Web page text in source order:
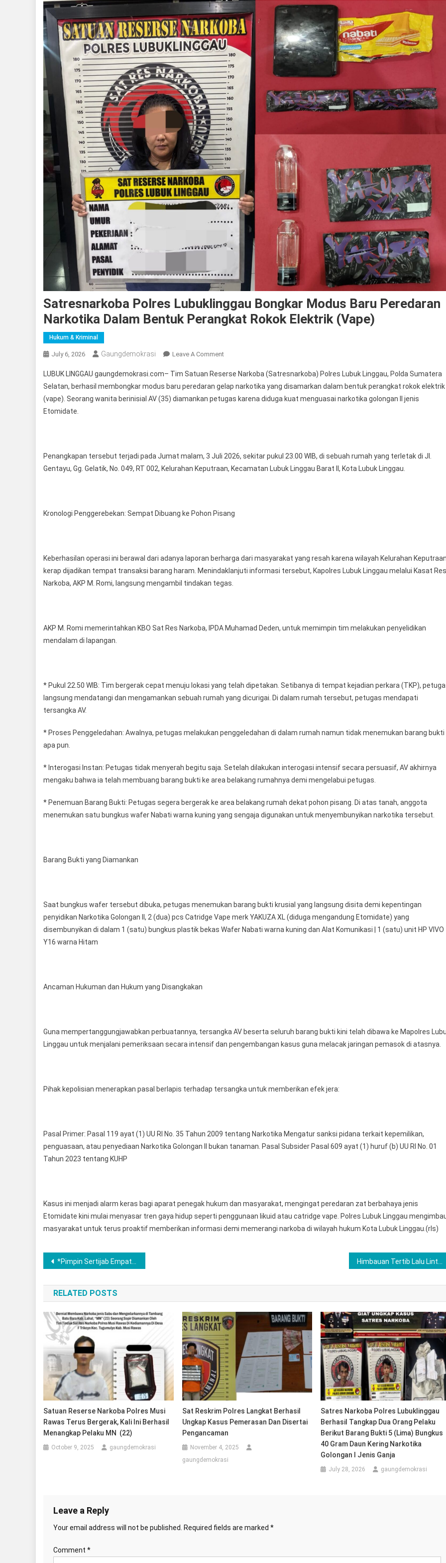
Satresnarkoba Polres Lubuklinggau Bongkar Modus Baru Peredaran
Narkotika Dalam Bentuk Perangkat Rokok Elektrik (vape)
Hukum & Kriminal
July 6, 2026 Gaungdemokrasi Leave A CommentOn
Polres
Lubuklinggau
Bongkar
Dalam
Bentuk
(vape)
LUBUK LINGGAU gaungdemokrasi.com– Tim Satuan Reserse Narkoba (Satresnarkoba) Polres Lubuk Linggau, Polda Sumatera
Selatan, berhasil membongkar modus baru peredaran gelap narkotika yang disamarkan dalam bentuk perangkat rokok elektrik
(vape). Seorang wanita berinisial AV (35) diamankan petugas karena diduga kuat menguasai narkotika golongan II jenis
Etomidate.
Penangkapan tersebut terjadi pada Jumat malam, 3 Juli 2026, sekitar pukul 23.00 WIB, di sebuah rumah yang terletak di Jl.
Gentayu, Gg. Gelatik, No. 049, RT 002, Kelurahan Keputraan, Kecamatan Lubuk Linggau Barat II, Kota Lubuk Linggau.
Kronologi Penggerebekan: Sempat Dibuang ke Pohon Pisang
Keberhasilan operasi ini berawal dari adanya laporan berharga dari masyarakat yang resah karena wilayah Kelurahan
kerap dijadikan tempat transaksi barang haram. Menindaklanjuti informasi tersebut, Kapolres Lubuk Linggau melalui Kasat Res
Narkoba, AKP M. Romi, langsung mengambil tindakan tegas.
AKP M. Romi memerintahkan KBO Sat Res Narkoba, IPDA Muhamad Deden, untuk memimpin tim melakukan penyelidikan
mendalam di lapangan.
* Pukul 22.50 WIB: Tim bergerak cepat menuju lokasi yang telah dipetakan. Setibanya di tempat kejadian perkara (TKP),
langsung mendatangi dan mengamankan sebuah rumah yang dicurigai. Di dalam rumah tersebut, petugas mendapati
tersangka AV.
* Proses Penggeledahan: Awalnya, petugas melakukan penggeledahan di dalam rumah namun tidak menemukan barang bukti
apa pun.
* Interogasi Instan: Petugas tidak menyerah begitu saja. Setelah dilakukan interogasi intensif secara persuasif, AV akhirnya
mengaku bahwa ia telah membuang barang bukti ke area belakang rumahnya demi mengelabui petugas.
* Penemuan Barang Bukti: Petugas segera bergerak ke area belakang rumah dekat pohon pisang. Di atas tanah, anggota
menemukan satu bungkus wafer Nabati warna kuning yang sengaja digunakan untuk menyembunyikan narkotika tersebut.
Barang Bukti yang Diamankan
Saat bungkus wafer tersebut dibuka, petugas menemukan barang bukti krusial yang langsung disita demi kepentingan
penyidikan Narkotika Golongan II, 2 (dua) pcs Catridge Vape merk YAKUZA XL (diduga mengandung Etomidate) yang
disembunyikan di dalam 1 (satu) bungkus plastik bekas Wafer Nabati warna kuning dan Alat Komunikasi | 1 (satu) unit HP VIVO
Y16 warna Hitam
Ancaman Hukuman dan Hukum yang Disangkakan
Guna mempertanggungjawabkan perbuatannya, tersangka AV beserta seluruh barang bukti kini telah dibawa ke Mapolres
Linggau untuk menjalani pemeriksaan secara intensif dan pengembangan kasus guna melacak jaringan pemasok di atasnya.
Pihak kepolisian menerapkan pasal berlapis terhadap tersangka untuk memberikan efek jera:
Pasal Primer: Pasal 119 ayat (1) UU RI No. 35 Tahun 2009 tentang Narkotika Mengatur sanksi pidana terkait kepemilikan,
penguasaan, atau penyediaan Narkotika Golongan II bukan tanaman. Pasal Subsider Pasal 609 ayat (1) huruf (b) UU RI No. 01
Tahun 2023 tentang KUHP
Kasus ini menjadi alarm keras bagi aparat penegak hukum dan masyarakat, mengingat peredaran zat berbahaya jenis
Etomidate kini mulai menyasar tren gaya hidup seperti penggunaan likuid atau catridge vape. Polres Lubuk Linggau
masyarakat untuk terus proaktif memberikan informasi demi memerangi narkoba di wilayah hukum Kota Lubuk Linggau.(rls)
Post
navigation
*Pimpin Sertijab Empat Pejabat Utama, Kapolres Musi Rawas: Ini Dinamika Lazim Demi Regenerasi Organisasi* Himbauan Tertib Lalu Lintas Disampaikan Personel Satlantas Polres Langkat Dan Pengaturan Lalu Lintas Pagi
RELATED POSTS
Satuan Reserse Narkoba Polres Musi
Rawas Terus Bergerak, Kali Ini Berhasil
Menangkap Pelaku MN (22)
October 9, 2025 gaungdemokrasi
Sat Reskrim Polres Langkat Berhasil
Ungkap Kasus Pemerasan Dan Disertai
Pengancaman
November 4, 2025
gaungdemokrasi
Satres Narkoba Polres Lubuklinggau
Berhasil Tangkap Dua Orang Pelaku
Berikut Barang Bukti 5 (lima) Bungkus
40 Gram Daun Kering Narkotika
Golongan I Jenis Ganja
July 28, 2026 gaungdemokrasi
Leave a Reply
Your email address will not be published. Required fields are marked *
Comment *